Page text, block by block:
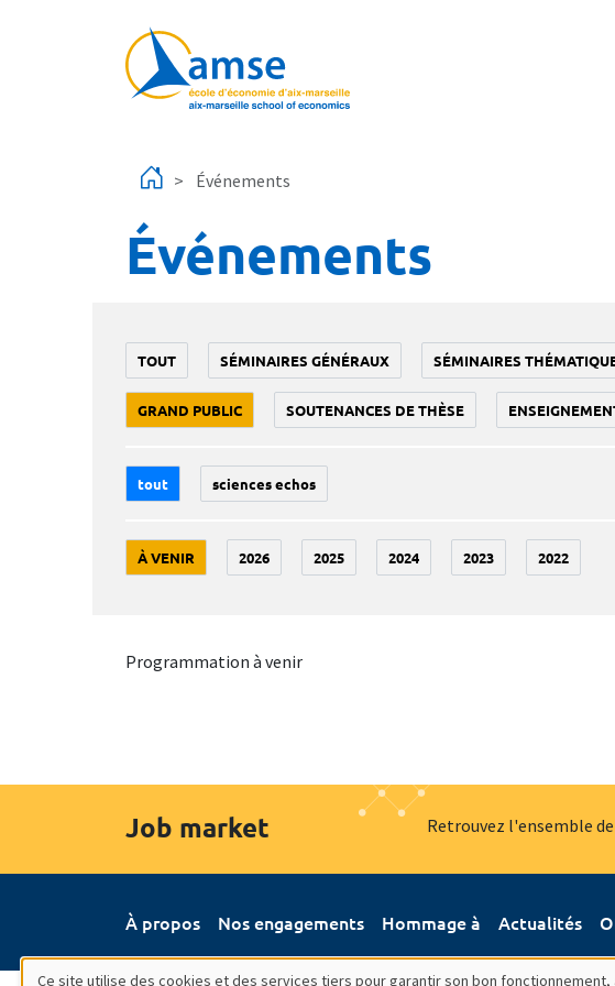
Événements
Événements
TOUT SÉMINAIRES GÉNÉRAUX SÉMINAIRES
GRAND PUBLIC SOUTENANCES DE THÈSE
tout sciences echos
À VENIR 2026 2025 2024 2023 2022
Programmation à venir
Job market Retrouvez l'ensemble
À propos Nos engagements Hommage à Actualités
Ce site utilise des cookies et des services tiers pour garantir son bon